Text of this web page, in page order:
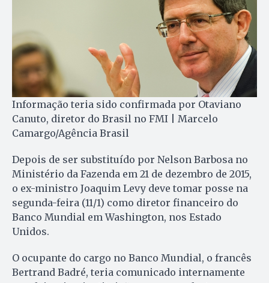
Informação teria sido confirmada por Otaviano
Canuto, diretor do Brasil no FMI | Marcelo
Camargo/Agência Brasil
Depois de ser substituído por Nelson Barbosa no
Ministério da Fazenda em 21 de dezembro de 2015,
o ex-ministro Joaquim Levy deve tomar posse na
segunda-feira (11/1) como diretor financeiro do
Banco Mundial em Washington, nos Estado
Unidos.
O ocupante do cargo no Banco Mundial, o francês
Bertrand Badré, teria comunicado internamente